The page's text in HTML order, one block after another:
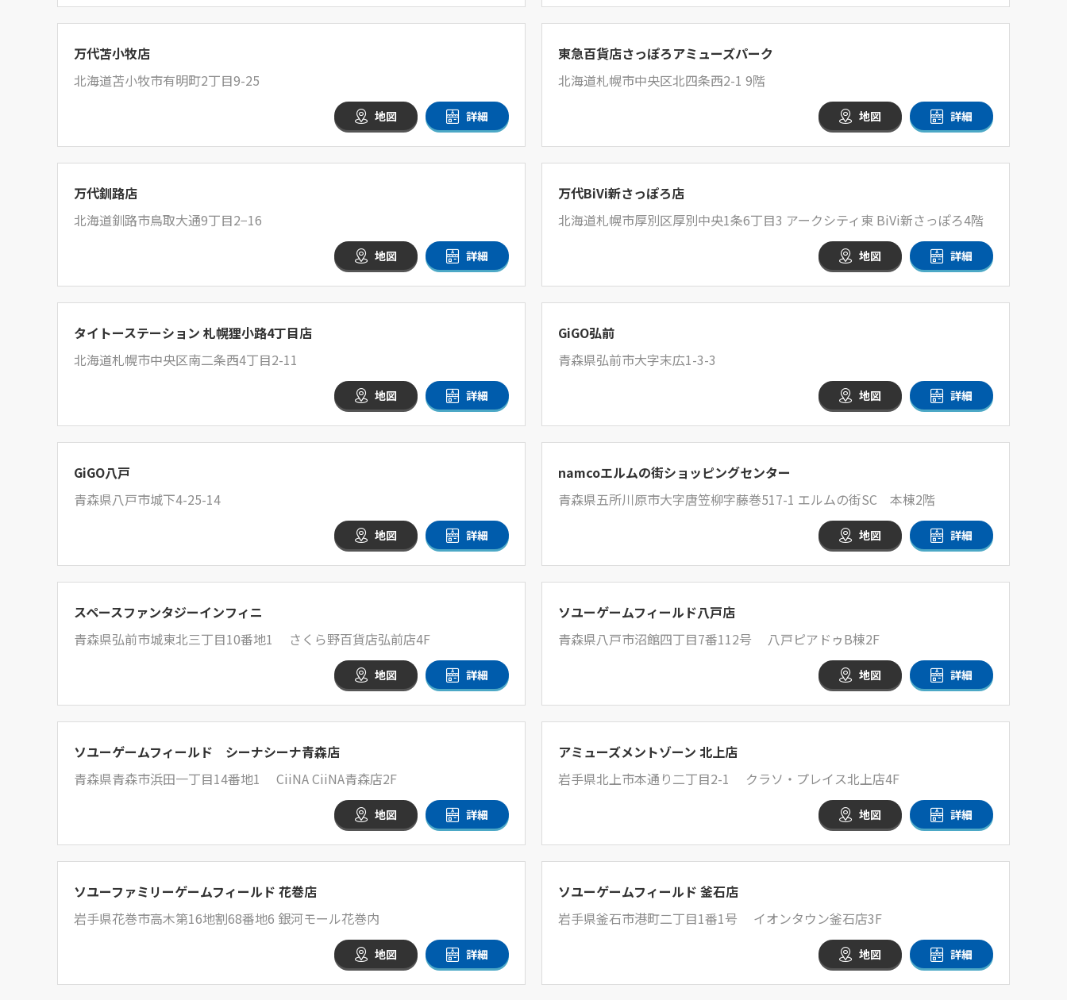
万代苫小牧店
北海道苫小牧市有明町2丁目9-25
地図 詳細
東急百貨店さっぽろアミューズパーク
北海道札幌市中央区北四条西2-1 9階
地図 詳細
万代釧路店
北海道釧路市鳥取大通9丁目2−16
地図 詳細
万代BiVi新さっぽろ店
北海道札幌市厚別区厚別中央1条6丁目3 アークシティ東 BiVi新さっぽろ4階
地図 詳細
タイトーステーション 札幌狸小路4丁目店
北海道札幌市中央区南二条西4丁目2-11
地図 詳細
GiGO弘前
青森県弘前市大字末広1-3-3
地図 詳細
GiGO八戸
青森県八戸市城下4-25-14
地図 詳細
namcoエルムの街ショッピングセンター
青森県五所川原市大字唐笠柳字藤巻517-1 エルムの街SC 本棟2階
地図 詳細
スペースファンタジーインフィニ
青森県弘前市城東北三丁目10番地1 さくら野百貨店弘前店4F
地図 詳細
ソユーゲームフィールド八戸店
青森県八戸市沼館四丁目7番112号 八戸ピアドゥB棟2F
地図 詳細
ソユーゲームフィールド シーナシーナ青森店
青森県青森市浜田一丁目14番地1 CiiNA CiiNA青森店2F
地図 詳細
アミューズメントゾーン 北上店
岩手県北上市本通り二丁目2-1 クラソ・プレイス北上店4F
地図 詳細
ソユーファミリーゲームフィールド 花巻店
岩手県花巻市高木第16地割68番地6 銀河モール花巻内
地図 詳細
ソユーゲームフィールド 釜石店
岩手県釜石市港町二丁目1番1号 イオンタウン釜石店3F
地図 詳細